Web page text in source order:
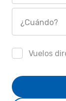
¿Cuándo?
Vuelos